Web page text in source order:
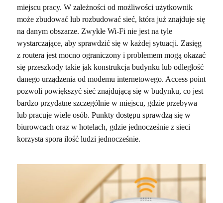
miejscu pracy. W zależności od możliwości użytkownik
może zbudować lub rozbudować sieć, która już znajduje się
na danym obszarze. Zwykłe Wi-Fi nie jest na tyle
wystarczające, aby sprawdzić się w każdej sytuacji. Zasięg
z routera jest mocno ograniczony i problemem mogą okazać
się przeszkody takie jak konstrukcja budynku lub odległość
danego urządzenia od modemu internetowego. Access point
pozwoli powiększyć sieć znajdującą się w budynku, co jest
bardzo przydatne szczególnie w miejscu, gdzie przebywa
lub pracuje wiele osób. Punkty dostępu sprawdzą się w
biurowcach oraz w hotelach, gdzie jednocześnie z sieci
korzysta spora ilość ludzi jednocześnie.